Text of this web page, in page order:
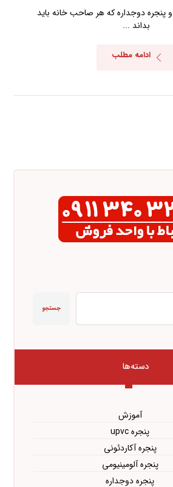
و پنجره دوجداره که هر صاحب خانه باید
بداند ...
ادامه مطلب
جستجو
دسته‌ها
آموزش
پنجره upvc
پنجره آکاردئونی
پنجره آلومینیومی
پنجره دوجداره